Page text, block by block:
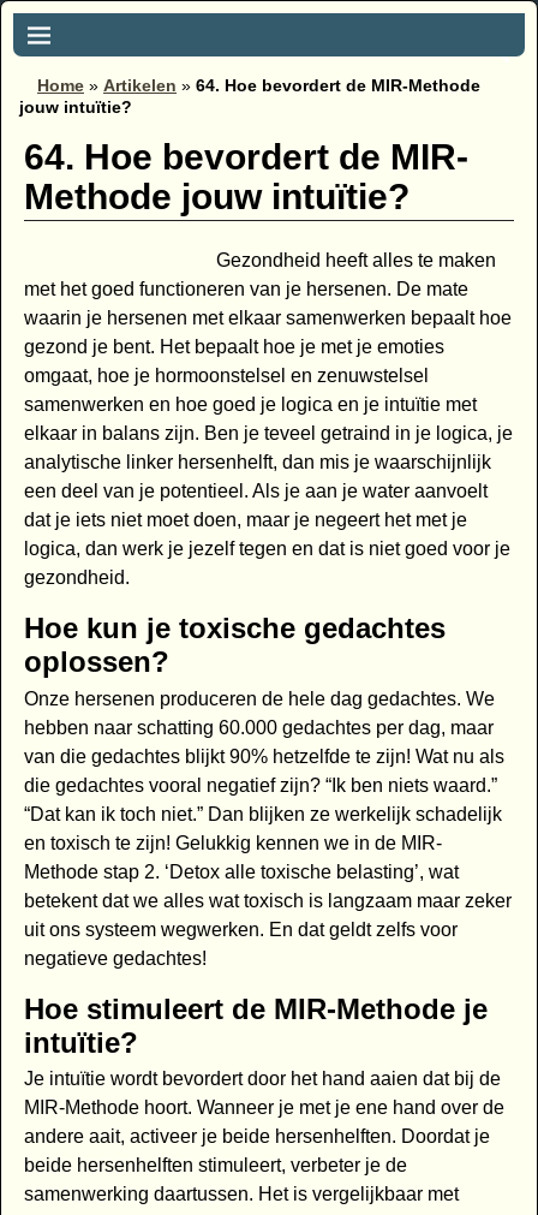
Home » Artikelen » 64. Hoe bevordert de MIR-Methode
jouw intuïtie?
64. Hoe bevordert de MIR-
Methode jouw intuïtie?
Gezondheid heeft alles te maken
met het goed functioneren van je hersenen. De mate
waarin je hersenen met elkaar samenwerken bepaalt hoe
gezond je bent. Het bepaalt hoe je met je emoties
omgaat, hoe je hormoonstelsel en zenuwstelsel
samenwerken en hoe goed je logica en je intuïtie met
elkaar in balans zijn. Ben je teveel getraind in je logica, je
analytische linker hersenhelft, dan mis je waarschijnlijk
een deel van je potentieel. Als je aan je water aanvoelt
dat je iets niet moet doen, maar je negeert het met je
logica, dan werk je jezelf tegen en dat is niet goed voor je
gezondheid.
Hoe kun je toxische gedachtes
oplossen?
Onze hersenen produceren de hele dag gedachtes. We
hebben naar schatting 60.000 gedachtes per dag, maar
van die gedachtes blijkt 90% hetzelfde te zijn! Wat nu als
die gedachtes vooral negatief zijn? “Ik ben niets waard.”
“Dat kan ik toch niet.” Dan blijken ze werkelijk schadelijk
en toxisch te zijn! Gelukkig kennen we in de MIR-
Methode stap 2. ‘Detox alle toxische belasting’, wat
betekent dat we alles wat toxisch is langzaam maar zeker
uit ons systeem wegwerken. En dat geldt zelfs voor
negatieve gedachtes!
Hoe stimuleert de MIR-Methode je
intuïtie?
Je intuïtie wordt bevordert door het hand aaien dat bij de
MIR-Methode hoort. Wanneer je met je ene hand over de
andere aait, activeer je beide hersenhelften. Doordat je
beide hersenhelften stimuleert, verbeter je de
samenwerking daartussen. Het is vergelijkbaar met